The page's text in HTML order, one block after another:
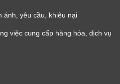
ánh, yêu cầu, khiêu nại
việc cung cấp hàng hóa, dịch vụ